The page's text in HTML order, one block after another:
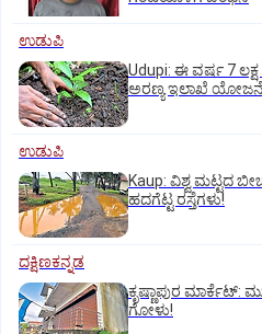
ಉಡುಪಿ
Udupi: ಈ ವರ್ಷ 7
ಅರಣ್ಯ ಇಲಾಖೆ ಯೋಜನೆ
ಉಡುಪಿ
Kaup: ವಿಶ್ವ ಮಟ್ಟದ
ಹದಗೆಟ್ಟ ರಸ್ತೆಗಳು!
ದಕ್ಷಿಣಕನ್ನಡ
ಕೃಷ್ಣಾಪುರ ಮಾರ್ಕೆಟ್‌:
ಗೋಳು!